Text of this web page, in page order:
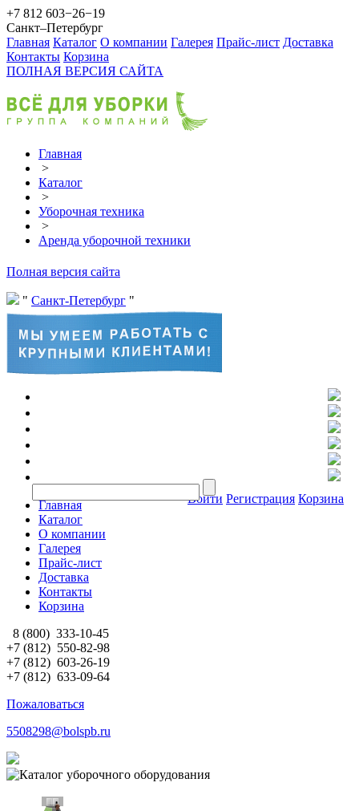
+7 812 603−26−19
Санкт–Петербург
Главная Каталог О компании Галерея Прайс-лист Доставка
Контакты Корзина
ПОЛНАЯ ВЕРСИЯ САЙТА
Главная
>
Каталог
>
Уборочная техника
>
Аренда уборочной техники
Полная версия сайта
Санкт-Петербург
Войти Регистрация Корзина
Главная
Каталог
О компании
Галерея
Прайс-лист
Доставка
Контакты
Корзина
8 (800) 333-10-45
+7 (812) 550-82-98
+7 (812) 603-26-19
+7 (812) 633-09-64
Пожаловаться
5508298@bolspb.ru